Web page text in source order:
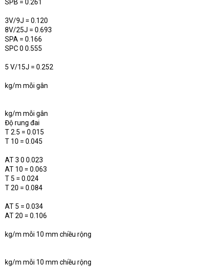
SPB = 0.261
3V/9J = 0.120
8V/25J = 0.693
SPA = 0.166
SPC 0 0.555
5 V/15J = 0.252
kg/m mỗi gân
kg/m mỗi gân
Độ rung đai
T 2.5 = 0.015
T 10 = 0.045
AT 3 0 0.023
AT 10 = 0.063
T 5 = 0.024
T 20 = 0.084
AT 5 = 0.034
AT 20 = 0.106
kg/m mỗi 10 mm chiều rộng
kg/m mỗi 10 mm chiều rộng